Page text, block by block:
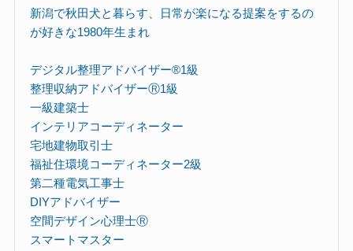
新潟で秋田犬と暮らす、日常が楽になる提案をするの
が好きな1980年生まれ
デジタル整理アドバイザー®︎1級
整理収納アドバイザーⓇ1級
一級建築士
インテリアコーディネーター
宅地建物取引士
福祉住環境コーディネーター2級
第二種電気工事士
DIYアドバイザー
空間デザイン心理士Ⓡ
スマートマスター